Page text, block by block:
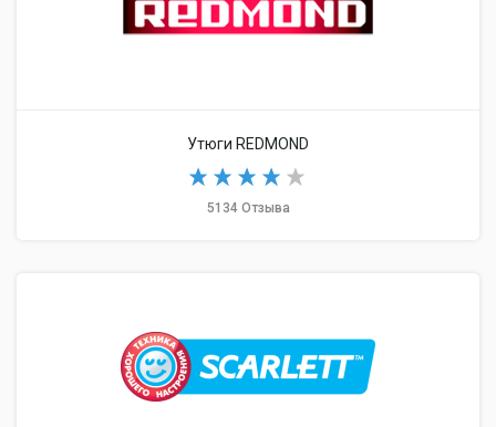
Утюги REDMOND
5134 Отзыва